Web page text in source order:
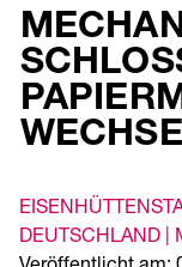
DEUTSCHLAND |